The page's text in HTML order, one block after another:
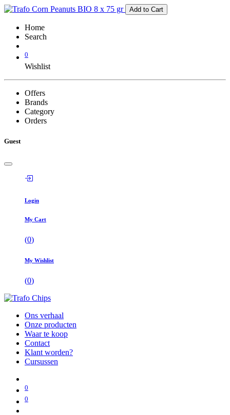
Add to Cart
Home
Search
0
Wishlist
Offers
Brands
Category
Orders
Guest
Login
My Cart
(0)
My Wishlist
(0)
Ons verhaal
Onze producten
Waar te koop
Contact
Klant worden?
Cursussen
0
0